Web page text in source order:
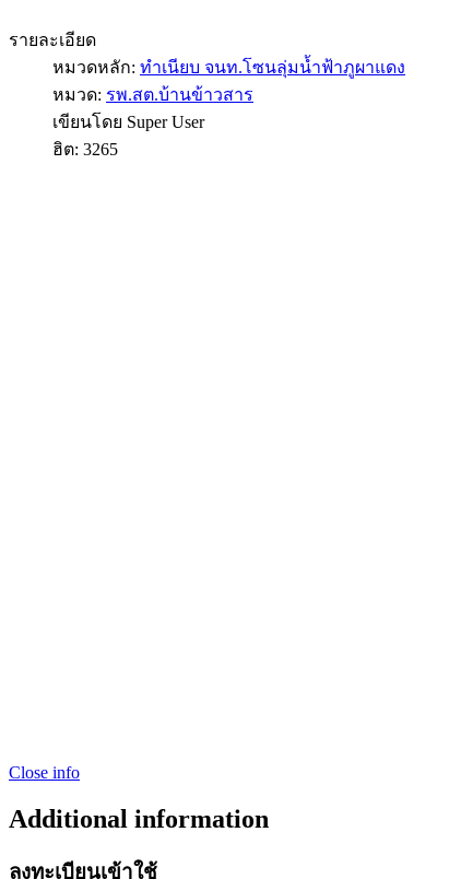
รายละเอียด
หมวดหลัก: ทำเนียบ จนท.โซนลุ่มน้ำฟ้าภูผาแดง
หมวด: รพ.สต.บ้านข้าวสาร
เขียนโดย Super User
ฮิต: 3265
Close info
Additional information
ลงทะเบียนเข้าใช้